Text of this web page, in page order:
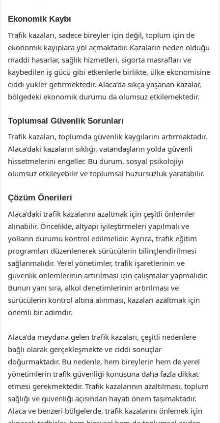
Ekonomik Kaybı
Trafik kazaları, sadece bireyler için değil, toplum için de
ekonomik kayıplara yol açmaktadır. Kazaların neden olduğu
maddi hasarlar, sağlık hizmetleri, sigorta masrafları ve
kaybedilen iş gücü gibi etkenlerle birlikte, ülke ekonomisine
ciddi yükler getirmektedir. Alaca’da sıkça yaşanan kazalar,
bölgedeki ekonomik durumu da olumsuz etkilemektedir.
Toplumsal Güvenlik Sorunları
Trafik kazaları, toplumda güvenlik kaygılarını artırmaktadır.
Alaca’daki kazaların sıklığı, vatandaşların yolda güvenli
hissetmelerini engeller. Bu durum, sosyal psikolojiyi
olumsuz etkileyebilir ve toplumsal huzursuzluk yaratabilir.
Çözüm Önerileri
Alaca’daki trafik kazalarını azaltmak için çeşitli önlemler
alınabilir. Öncelikle, altyapı iyileştirmeleri yapılmalı ve
yolların durumu kontrol edilmelidir. Ayrıca, trafik eğitim
programları düzenlenerek sürücülerin bilinçlendirilmesi
sağlanmalıdır. Yerel yönetimler, trafik işaretlerinin ve
güvenlik önlemlerinin artırılması için çalışmalar yapmalıdır.
Bunun yanı sıra, alkol denetimlerinin artırılması ve
sürücülerin kontrol altına alınması, kazaları azaltmak için
önemli bir adımdır.
Alaca’da meydana gelen trafik kazaları, çeşitli nedenlere
bağlı olarak gerçekleşmekte ve ciddi sonuçlar
doğurmaktadır. Bu nedenle, hem bireylerin hem de yerel
yönetimlerin trafik güvenliği konusuna daha fazla dikkat
etmesi gerekmektedir. Trafik kazalarının azaltılması, toplum
sağlığı ve güvenliği açısından hayati önem taşımaktadır.
Alaca ve benzeri bölgelerde, trafik kazalarını önlemek için